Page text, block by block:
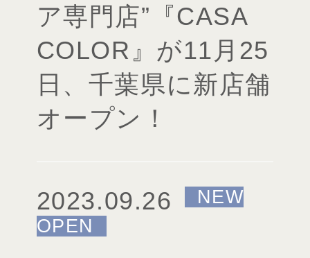
ア専門店”『CASA
COLOR』が11月25
日、千葉県に新店舗
オープン！
2023.09.26